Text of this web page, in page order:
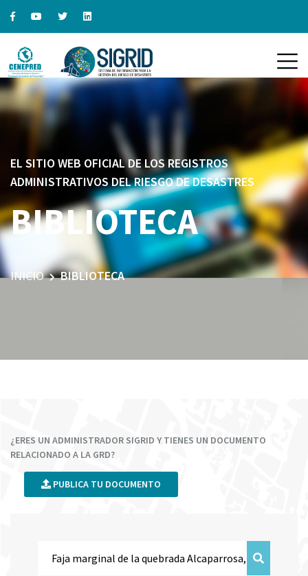
EL SITIO WEB OFICIAL DE LOS REGISTROS
ADMINISTRATIVOS DEL RIESGO DE DESASTRES
BIBLIOTECA
INICIO BIBLIOTECA
¿ERES UN ADMINISTRADOR SIGRID Y TIENES UN DOCUMENTO
RELACIONADO A LA GRD?
PUBLICA TU DOCUMENTO